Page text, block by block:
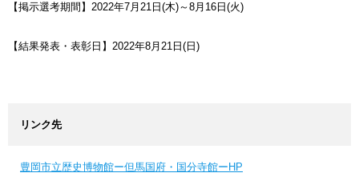
【掲示選考期間】2022年7月21日(木)～8月16日(火)
【結果発表・表彰日】2022年8月21日(日)
リンク先
豊岡市立歴史博物館ー但馬国府・国分寺館ーHP